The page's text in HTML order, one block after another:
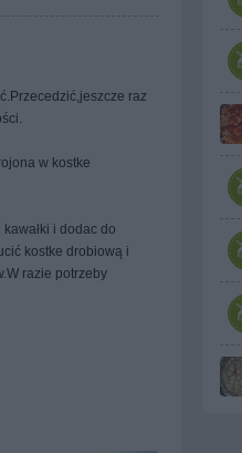
raz
w kostke
i dodac do
kostke drobiową i
razie potrzeby